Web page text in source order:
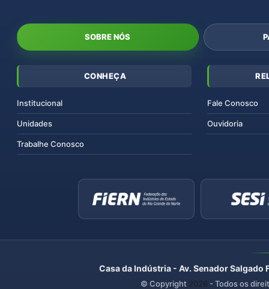
SOBRE NÓS
CONHEÇA
Institucional
Unidades
Trabalhe Conosco
Fale Conosco
Ouvidoria
Casa da Indústria - Av. Senador
© Copyright 2026 - Todos os